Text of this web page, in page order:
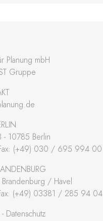
Planung mbH
Gruppe
- 10785 Berlin
(+49) 030 / 695 994 00
/ Havel
(+49) 03381 / 285 94 04
Datenschutz